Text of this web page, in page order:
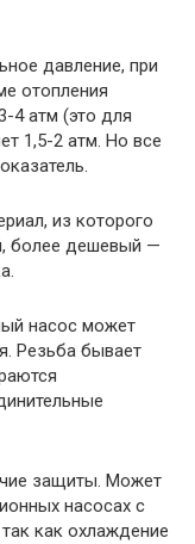
давление, при
отопления
4 атм (это для
1,5-2 атм. Но все
из которого
более дешевый —
насос может
Резьба бывает
защиты. Может
насосах с
как охлаждение